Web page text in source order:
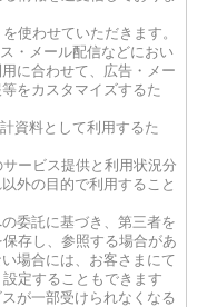
使わせていただきます。
・メール配信などにおい
に合わせて、広告・メー
をカスタマイズするた
資料として利用するた
ービス提供と利用状況分
外の目的で利用すること
委託に基づき、第三者を
存し、参照する場合があ
場合には、お客さまにて
定することもできます
が一部受けられなくなる